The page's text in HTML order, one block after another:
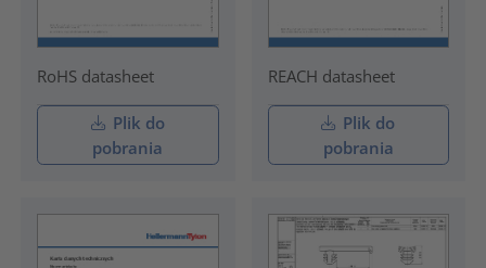
RoHS datasheet
Plik do
pobrania
REACH datasheet
Plik do
pobrania